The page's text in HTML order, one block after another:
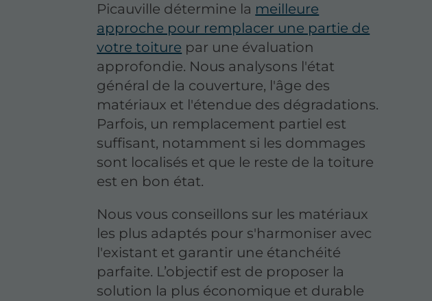
Picauville détermine la meilleure
approche pour remplacer une partie de
votre toiture par une évaluation
approfondie. Nous analysons l'état
général de la couverture, l'âge des
matériaux et l'étendue des dégradations.
Parfois, un remplacement partiel est
suffisant, notamment si les dommages
sont localisés et que le reste de la toiture
est en bon état.
Nous vous conseillons sur les matériaux
les plus adaptés pour s'harmoniser avec
l'existant et garantir une étanchéité
parfaite. L’objectif est de proposer la
solution la plus économique et durable